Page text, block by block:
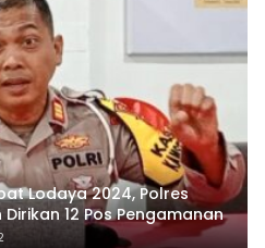
Lodaya 2024, Polres
12 Pos Pengamanan